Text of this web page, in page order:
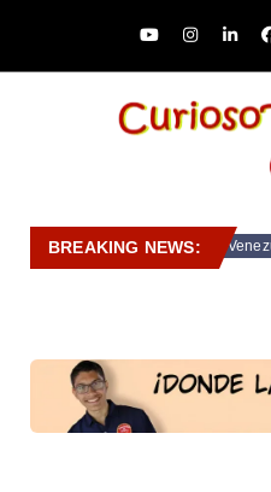
BREAKING NEWS: